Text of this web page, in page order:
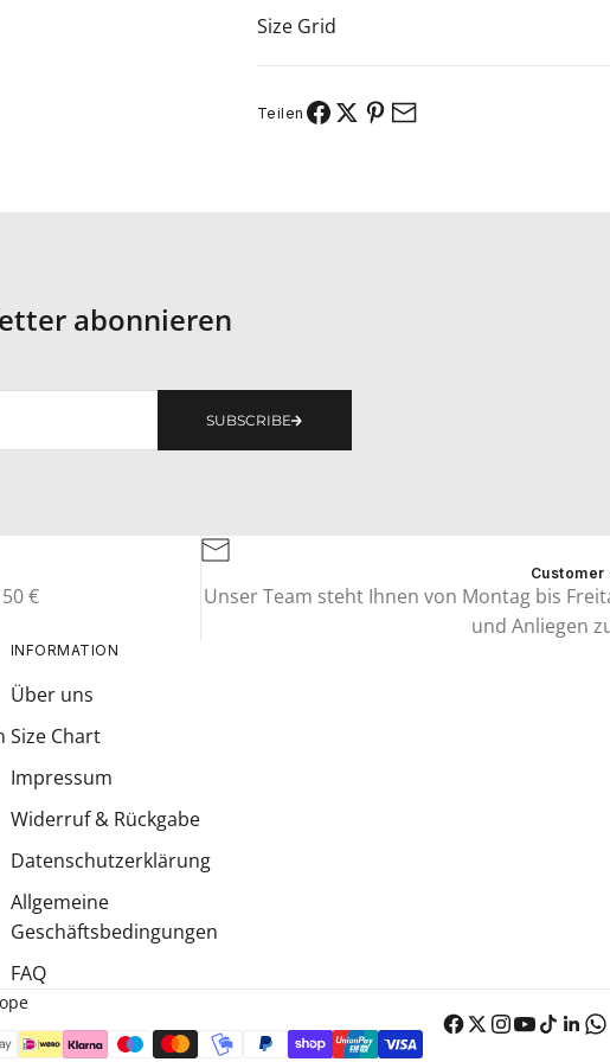
Size Grid
Teilen
abonnieren
SUBSCRIBE
€
Customer
Unser Team steht Ihnen von Montag bis
und Anliegen
INFORMATION
Über uns
Size Chart
Impressum
Widerruf & Rückgabe
Datenschutzerklärung
Allgemeine
Geschäftsbedingungen
FAQ